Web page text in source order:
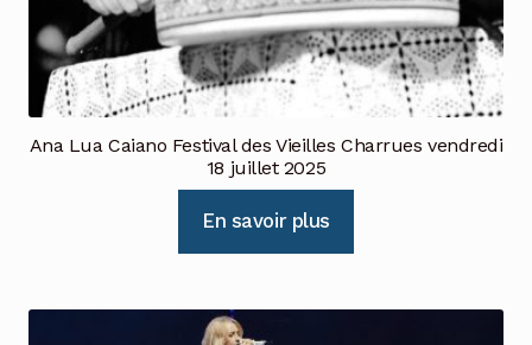
Ana Lua Caiano Festival des Vieilles Charrues vendredi
18 juillet 2025
En savoir plus